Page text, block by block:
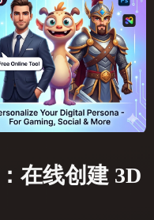
Hand-Painted
Poly Medieval
Organic Photorealistic
Retro Stylized
在线创建 3D